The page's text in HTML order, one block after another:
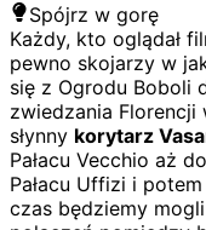
Spójrz w gorę
Każdy, kto oglądał
pewno skojarzy w
się z Ogrodu Boboli
zwiedzania
słynny korytarz
Pałacu Vecchio aż
Pałacu Uffizi i
czas będziemy